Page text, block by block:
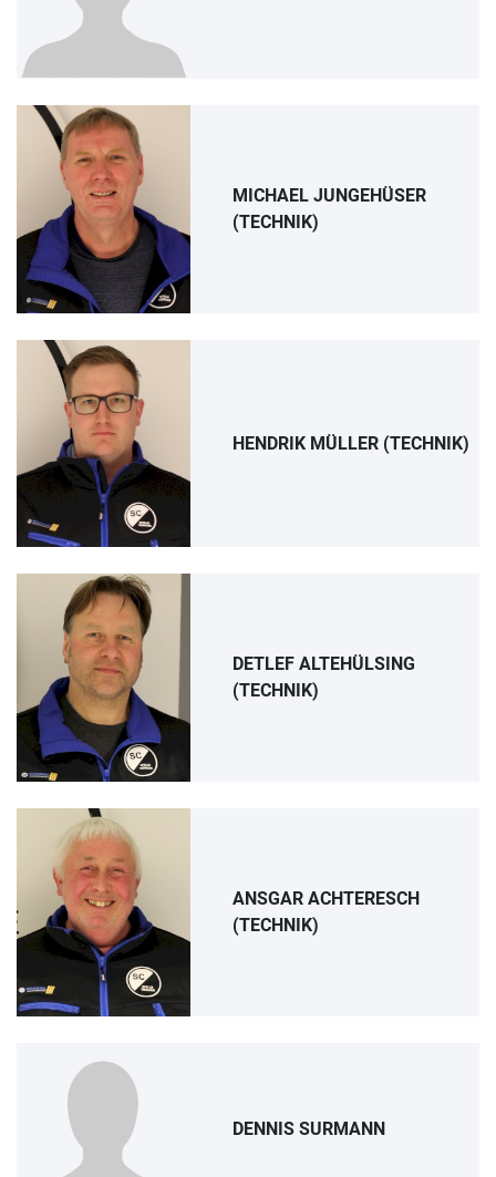
MICHAEL JUNGEHÜSER
(TECHNIK)
HENDRIK MÜLLER (TECHNIK)
DETLEF ALTEHÜLSING
(TECHNIK)
ANSGAR ACHTERESCH
(TECHNIK)
DENNIS SURMANN